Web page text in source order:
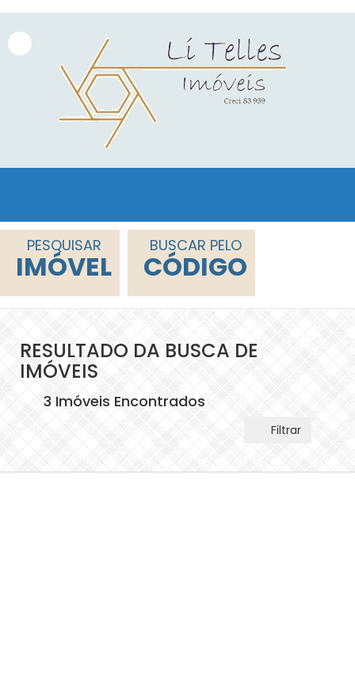
PESQUISAR
IMÓVEL
BUSCAR PELO
CÓDIGO
RESULTADO DA BUSCA DE
IMÓVEIS
3 Imóveis Encontrados
Filtrar